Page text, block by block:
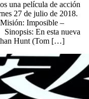
una película de acción
27 de julio de 2018.
Imposible –
En esta nueva
Hunt (Tom […]